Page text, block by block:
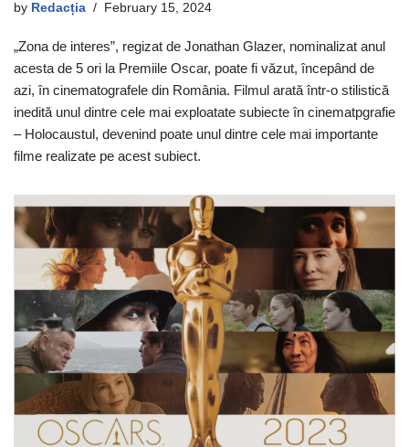
by Redacția February 15, 2024
„Zona de interes”, regizat de Jonathan Glazer, nominalizat anul
acesta de 5 ori la Premiile Oscar, poate fi văzut, începând de
azi, în cinematografele din România. Filmul arată într-o stilistică
inedită unul dintre cele mai exploatate subiecte în cinematpgrafie
– Holocaustul, devenind poate unul dintre cele mai importante
filme realizate pe acest subiect.